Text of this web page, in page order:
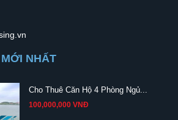
NHẤT
Cho Thuê Căn Hộ 4 Phòng Ngủ...
100,000,000 VNĐ